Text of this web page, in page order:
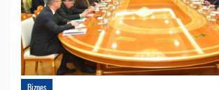
Biznes